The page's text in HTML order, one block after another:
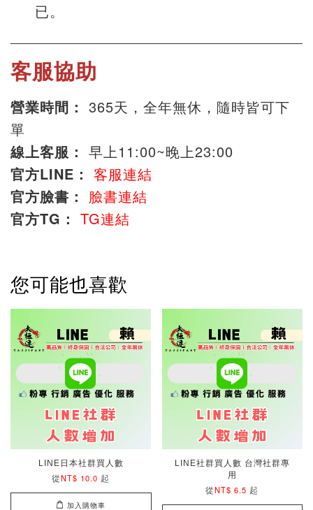
已。
客服協助
營業時間： 365天，全年無休，隨時皆可下
單
線上客服： 早上11:00~晚上23:00
官方LINE： 客服連結
官方臉書： 臉書連結
官方TG： TG連結
您可能也喜歡
LINE日本社群買人數
從NT$ 10.0 起
加入購物車
LINE社群買人數 台灣社群專
用
從NT$ 6.5 起